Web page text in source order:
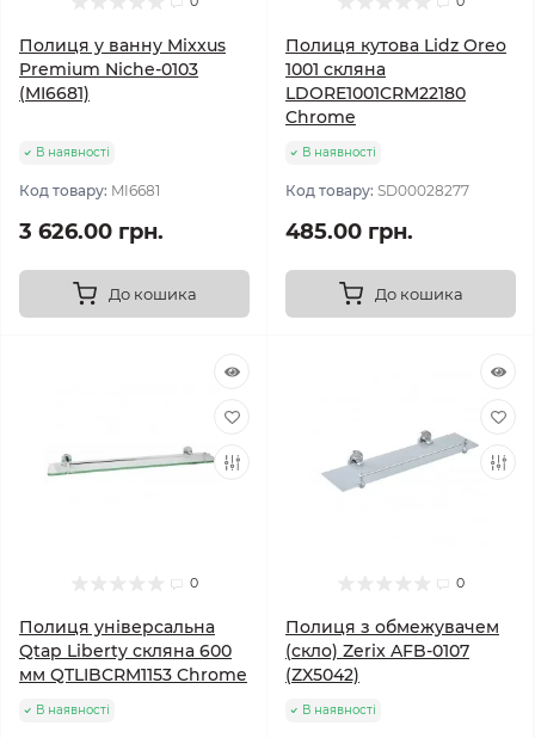
Полиця у ванну Mixxus
Premium Niche-0103
(MI6681)
В наявності
Код товару: MI6681
3 626.00 грн.
До кошика
Полиця кутова Lidz Oreo
1001 скляна
LDORE1001CRM22180
Chrome
В наявності
Код товару: SD00028277
485.00 грн.
До кошика
0
Полиця універсальна
Qtap Liberty скляна 600
мм QTLIBCRM1153 Chrome
В наявності
0
Полиця з обмежувачем
(скло) Zerix AFB-0107
(ZX5042)
В наявності